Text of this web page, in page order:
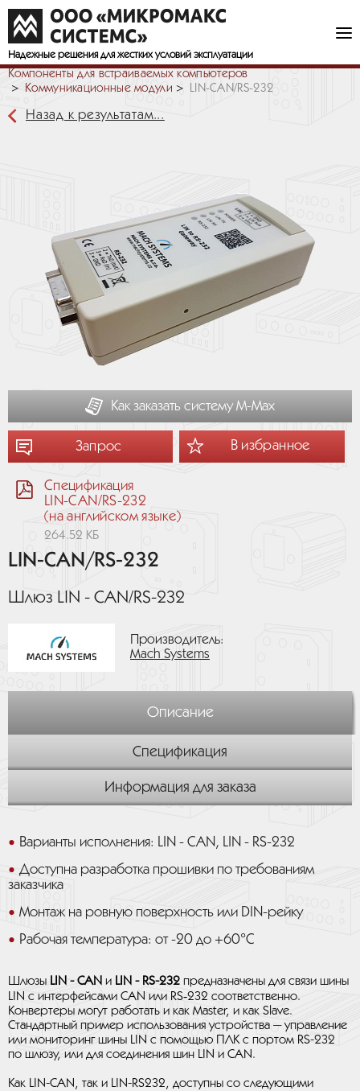
Надежные решения для жестких условий эксплуатации
Компоненты для встраиваемых компьютеров
Коммуникационные модули
LIN-CAN/RS-232
Назад к результатам...
Как заказать систему М-Мах
Запрос В избранное
Спецификация
LIN-CAN/RS-232
(на английском языке)
264.52 КБ
LIN-CAN/RS-232
Шлюз LIN - CAN/RS-232
Производитель:
Mach Systems
Описание
Спецификация
Информация для заказа
Варианты исполнения: LIN - CAN, LIN - RS-232
Доступна разработка прошивки по требованиям
заказчика
Монтаж на ровную поверхность или DIN-рейку
Рабочая температура: от -20 до +60°C
Шлюзы LIN - CAN и LIN - RS-232 предназначены для связи шины
LIN с интерфейсами CAN или RS‑232 соответственно.
Конвертеры могут работать и как Master, и как Slave.
Стандартный пример использования устройства — управление
или мониторинг шины LIN с помощью ПЛК с портом RS-232
по шлюзу, или для соединения шин LIN и CAN.
Как LIN-CAN, так и LIN-RS232, доступны со следующими